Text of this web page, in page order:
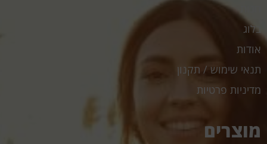
בלוג
אודות
תנאי שימוש / תקנון
מדיניות פרטיות
מוצרים